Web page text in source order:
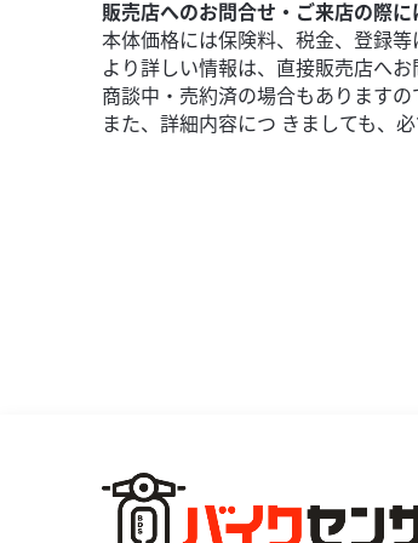
販売店へのお問合せ・ご来店の際
本体価格には保険料、税金、登録
より詳しい情報は、直接販売店へお
商談中・売約済の場合もあります
また、詳細内容につ きましても、